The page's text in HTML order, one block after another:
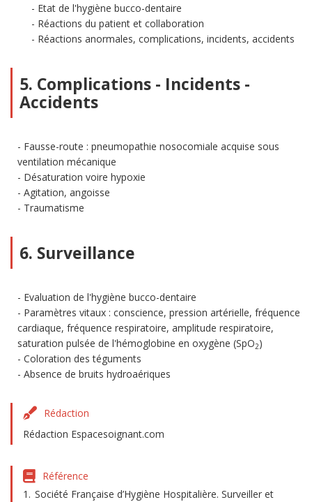
Etat de l'hygiène bucco-dentaire
Réactions du patient et collaboration
Réactions anormales, complications, incidents, accidents
5. Complications - Incidents -
Accidents
Fausse-route : pneumopathie nosocomiale acquise sous
ventilation mécanique
Désaturation voire hypoxie
Agitation, angoisse
Traumatisme
6. Surveillance
Evaluation de l'hygiène bucco-dentaire
Paramètres vitaux : conscience, pression artérielle, fréquence
cardiaque, fréquence respiratoire, amplitude respiratoire,
saturation pulsée de l'hémoglobine en oxygène (SpO2)
Coloration des téguments
Absence de bruits hydroaériques
Rédaction
Rédaction Espacesoignant.com
Référence
Société Française d’Hygiène Hospitalière. Surveiller et